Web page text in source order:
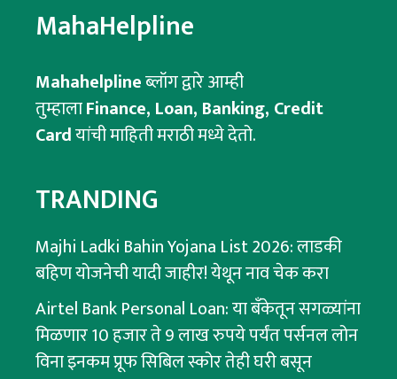
MahaHelpline
Mahahelplineब्लॉग द्वारे आम्ही
तुम्हालाFinance, Loan, Banking, Credit
Cardयांची माहिती मराठी मध्ये देतो.
TRANDING
Majhi Ladki Bahin Yojana List 2026: लाडकी
बहिण योजनेची यादी जाहीर! येथून नाव चेक करा
Airtel Bank Personal Loan: या बँकेतून सगळ्यांना
मिळणार 10 हजार ते 9 लाख रुपये पर्यंत पर्सनल लोन
विना इनकम प्रूफ सिबिल स्कोर तेही घरी बसून